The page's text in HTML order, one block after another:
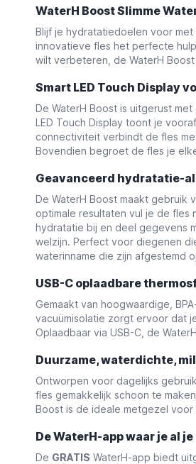
WaterH Boost Slimme
Blijf je hydratatiedoelen voor
innovatieve fles het perfecte
wilt verbeteren, de WaterH
Smart LED Touch Display
De WaterH Boost is uitgerust
LED Touch Display toont je
connectiviteit verbindt de fles
Bovendien begroet de fles je
Geavanceerd hydratatie-
De WaterH Boost maakt gebruik
optimale resultaten vul je de fles
hydratatie bij en deel gegevens
welzijn. Perfect voor diegenen
waterinname die zijn afgestemd
USB-C oplaadbare
Gemaakt van hoogwaardige,
vacuümisolatie zorgt ervoor dat
Oplaadbaar via USB-C, de
Duurzame, waterdichte,
Ontworpen voor dagelijks
fles gemakkelijk schoon te
Boost is de ideale metgezel
De WaterH-app waar je al
De GRATIS WaterH-app biedt